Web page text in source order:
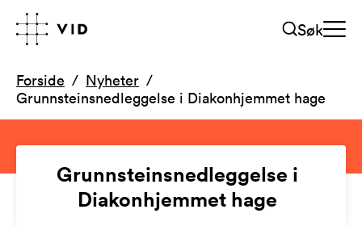
Søk
Forside
Nyheter
Grunnsteinsnedleggelse i Diakonhjemmet hage
Grunnsteinsnedleggelse i
Diakonhjemmet hage